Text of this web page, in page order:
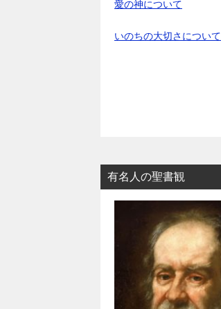
愛の神について
いのちの大切さについて
有名人の聖書観